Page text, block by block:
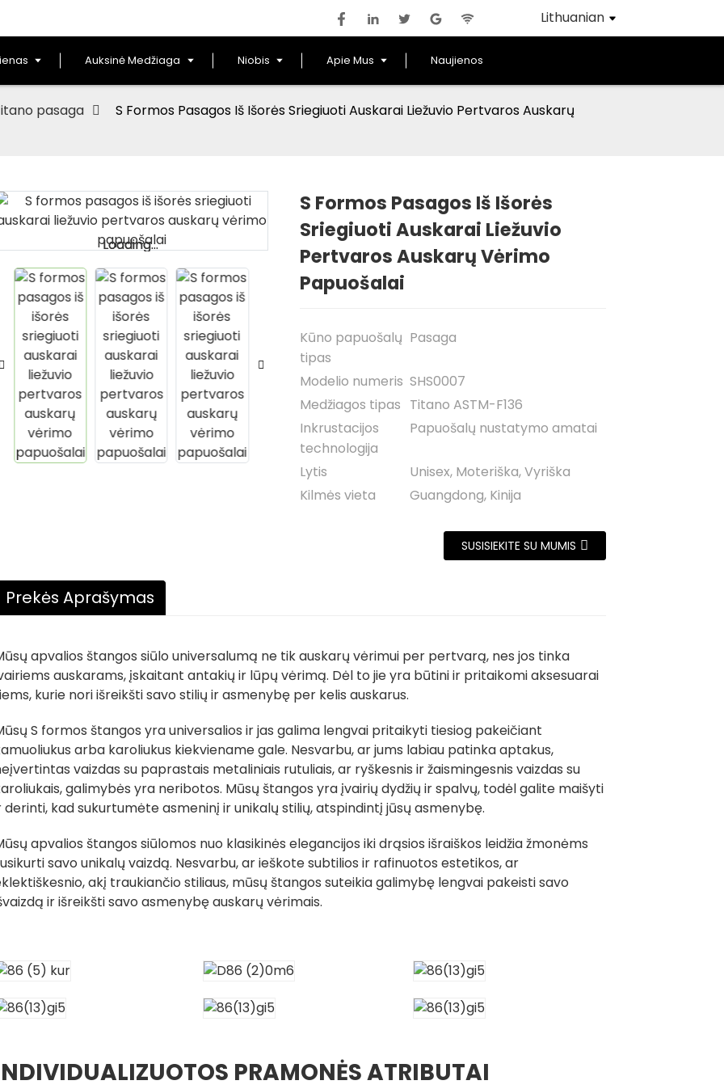
Lithuanian
Auksinė Medžiaga Niobis Apie Mus Naujienos
pasaga
S Formos Pasagos Iš Išorės Sriegiuoti Auskarai Liežuvio Pertvaros Auskarų
Loading...
Loading... Loading...
Loading...
S Formos Pasagos Iš Išorės
Sriegiuoti Auskarai Liežuvio
Pertvaros Auskarų Vėrimo
Papuošalai
Kūno papuošalų
tipas
Pasaga
Modelio numeris SHS0007
Medžiagos tipas Titano ASTM-F136
Inkrustacijos
technologija
Papuošalų nustatymo amatai
Lytis
Unisex, Moteriška, Vyriška
Kilmės vieta
Guangdong, Kinija
SUSISIEKITE SU MUMIS
Prekės Aprašymas
apvalios štangos siūlo universalumą ne tik auskarų vėrimui per pertvarą, nes jos tinka
auskarams, įskaitant antakių ir lūpų vėrimą. Dėl to jie yra būtini ir pritaikomi aksesuarai
kurie nori išreikšti savo stilių ir asmenybę per kelis auskarus.
S formos štangos yra universalios ir jas galima lengvai pritaikyti tiesiog pakeičiant
arba karoliukus kiekviename gale. Nesvarbu, ar jums labiau patinka aptakus,
vaizdas su paprastais metaliniais rutuliais, ar ryškesnis ir žaismingesnis vaizdas su
galimybės yra neribotos. Mūsų štangos yra įvairių dydžių ir spalvų, todėl galite maišyti
derinti, kad sukurtumėte asmeninį ir unikalų stilių, atspindintį jūsų asmenybę.
apvalios štangos siūlomos nuo klasikinės elegancijos iki drąsios išraiškos leidžia žmonėms
savo unikalų vaizdą. Nesvarbu, ar ieškote subtilios ir rafinuotos estetikos, ar
akį traukiančio stiliaus, mūsų štangos suteikia galimybę lengvai pakeisti savo
ir išreikšti savo asmenybę auskarų vėrimais.
PRAMONĖS ATRIBUTAI